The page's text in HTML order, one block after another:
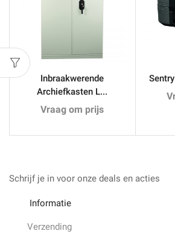
Inbraakwerende
Archiefkasten L...
Vraag om prijs
Schrijf je in voor onze deals en acties
Informatie
Verzending